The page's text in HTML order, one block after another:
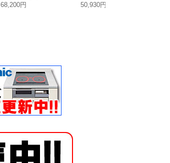
68,200円
50,930円